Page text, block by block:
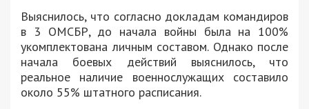
Выяснилось, что согласно докладам командиров
в 3 ОМСБР, до начала войны была на 100%
укомплектована личным составом. Однако после
начала боевых действий выяснилось, что
реальное наличие военнослужащих составило
около 55% штатного расписания.